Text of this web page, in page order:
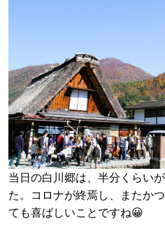
当日の白川郷は、半分くらい
た。コロナが終焉し、またか
ても喜ばしいことですね😀